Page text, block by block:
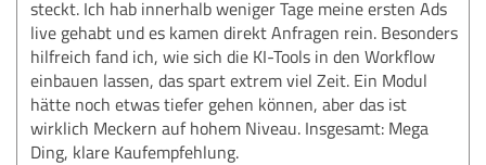
steckt. Ich hab innerhalb weniger Tage meine ersten Ads
live gehabt und es kamen direkt Anfragen rein. Besonders
hilfreich fand ich, wie sich die KI-Tools in den Workflow
einbauen lassen, das spart extrem viel Zeit. Ein Modul
hätte noch etwas tiefer gehen können, aber das ist
wirklich Meckern auf hohem Niveau. Insgesamt: Mega
Ding, klare Kaufempfehlung.